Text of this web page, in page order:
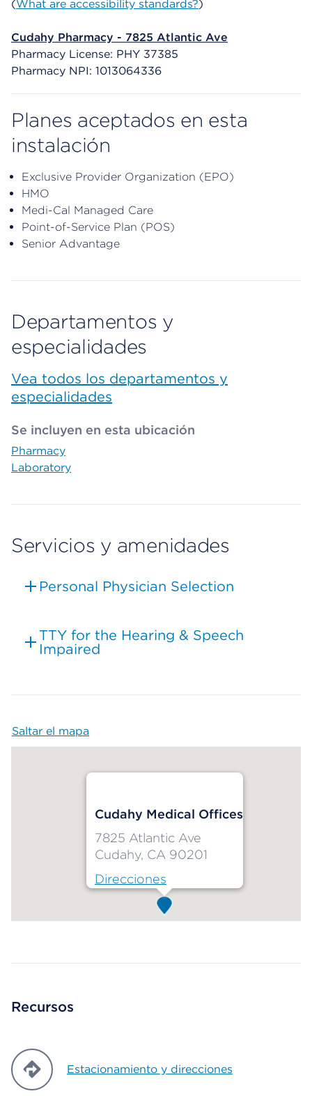
(What are accessibility standards?)
Cudahy Pharmacy - 7825 Atlantic Ave
Pharmacy License: PHY 37385
Pharmacy NPI: 1013064336
Planes aceptados en esta
instalación
Exclusive Provider Organization (EPO)
HMO
Medi-Cal Managed Care
Point-of-Service Plan (POS)
Senior Advantage
Departamentos y
especialidades
Vea todos los departamentos y
especialidades
Se incluyen en esta ubicación
Pharmacy
Laboratory
Servicios y amenidades
Personal Physician Selection
TTY for the Hearing & Speech
Impaired
Saltar el mapa
Cudahy Medical Offices
7825 Atlantic Ave
Cudahy, CA 90201
Direcciones
Recursos
Estacionamiento y direcciones